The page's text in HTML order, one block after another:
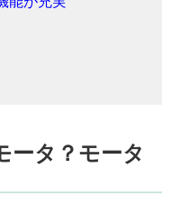
ータ？モータ